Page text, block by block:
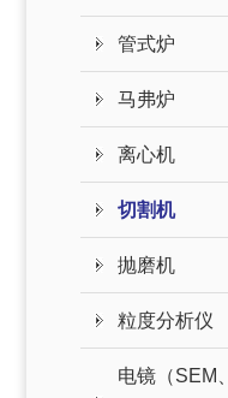
管式炉
马弗炉
离心机
切割机
抛磨机
粒度分析仪
电镜（SEM、